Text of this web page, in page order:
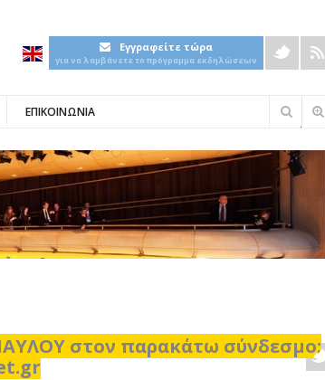
Εγγραφείτε τώρα
για να λαμβάνετε το πρόγραμμα εκδηλώσεων
ΕΠΙΚΟΙΝΩΝΙΑ
Φόρμα
στον παρακάτω σύνδεσμο: